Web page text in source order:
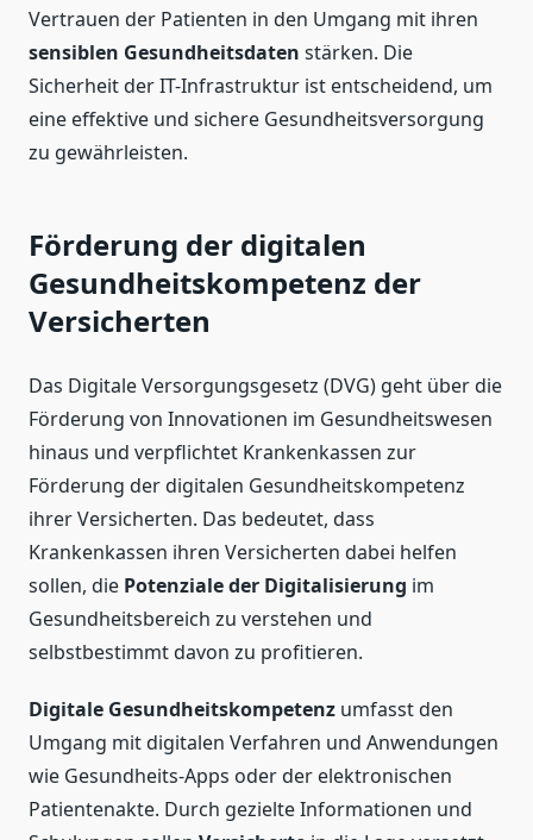
Vertrauen der Patienten in den Umgang mit ihren
sensiblen Gesundheitsdaten stärken. Die
Sicherheit der IT-Infrastruktur ist entscheidend, um
eine effektive und sichere Gesundheitsversorgung
zu gewährleisten.
Förderung der digitalen
Gesundheitskompetenz der
Versicherten
Das Digitale Versorgungsgesetz (DVG) geht über die
Förderung von Innovationen im Gesundheitswesen
hinaus und verpflichtet Krankenkassen zur
Förderung der digitalen Gesundheitskompetenz
ihrer Versicherten. Das bedeutet, dass
Krankenkassen ihren Versicherten dabei helfen
sollen, die Potenziale der Digitalisierung im
Gesundheitsbereich zu verstehen und
selbstbestimmt davon zu profitieren.
Digitale Gesundheitskompetenz umfasst den
Umgang mit digitalen Verfahren und Anwendungen
wie Gesundheits-Apps oder der elektronischen
Patientenakte. Durch gezielte Informationen und